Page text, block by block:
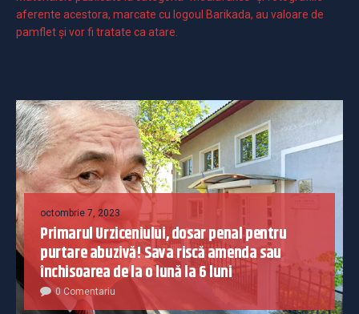
aferente acestora, marcate cu logoul Barikada, au valoare de
pamflet și vor fi tratate ca atare.
octombrie 7, 2023
Primarul Urziceniului, dosar penal pentru
purtare abuzivă! Sava riscă amenda sau
închisoarea de la o lună la 6 luni
0 Comentariu